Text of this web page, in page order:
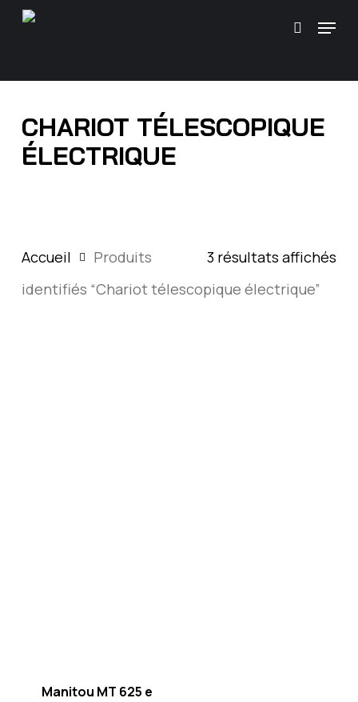
Skip
Menu
CHARIOT TÉLESCOPIQUE
ÉLECTRIQUE
3 résultats affichés
Accueil
Produits
identifiés “Chariot télescopique électrique”
Manitou MT 625 e